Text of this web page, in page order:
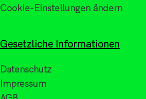
Cookie-Einstellungen ändern
Gesetzliche Informationen
Datenschutz
Impressum